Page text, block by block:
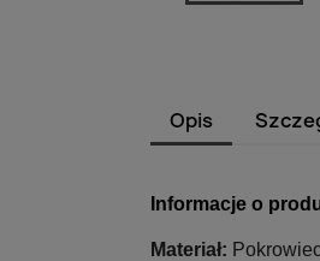
Opis
Informacje o
Materiał: